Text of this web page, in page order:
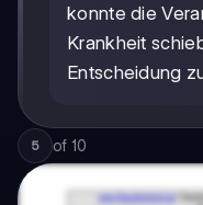
konnte die
Krankheit
Entscheidung
5 of 10